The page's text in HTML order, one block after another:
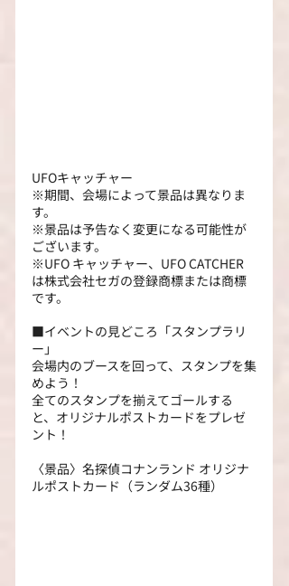
UFOキャッチャー
※期間、会場によって景品は異なりま
す。
※景品は予告なく変更になる可能性が
ございます。
※UFO キャッチャー、UFO CATCHER
は株式会社セガの登録商標または商標
です。
■イベントの見どころ「スタンプラリ
ー」
会場内のブースを回って、スタンプを集
めよう！
全てのスタンプを揃えてゴールする
と、オリジナルポストカードをプレゼ
ント！
〈景品〉名探偵コナンランド オリジナ
ルポストカード（ランダム36種）